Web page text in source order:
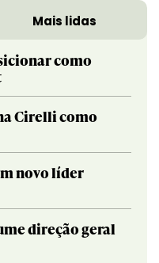
Mais lidas
como
Cirelli como
novo líder
direção geral